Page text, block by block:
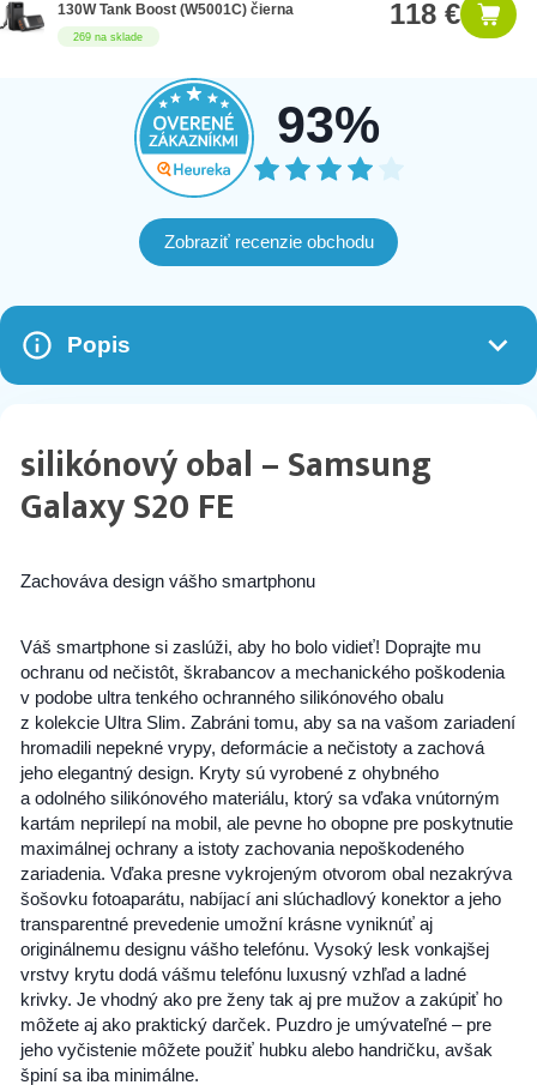
269 na sklade
130W Tank Boost (W5001C) čierna 118 €
93%
Zobraziť recenzie obchodu
Popis
silikónový obal – Samsung
Galaxy S20 FE
Zachováva design vášho smartphonu
Váš smartphone si zaslúži, aby ho bolo vidieť! Doprajte mu
ochranu od nečistôt, škrabancov a mechanického poškodenia
v podobe ultra tenkého ochranného silikónového obalu
z kolekcie Ultra Slim. Zabráni tomu, aby sa na vašom zariadení
hromadili nepekné vrypy, deformácie a nečistoty a zachová
jeho elegantný design. Kryty sú vyrobené z ohybného
a odolného silikónového materiálu, ktorý sa vďaka vnútorným
kartám neprilepí na mobil, ale pevne ho obopne pre poskytnutie
maximálnej ochrany a istoty zachovania nepoškodeného
zariadenia. Vďaka presne vykrojeným otvorom obal nezakrýva
šošovku fotoaparátu, nabíjací ani slúchadlový konektor a jeho
transparentné prevedenie umožní krásne vyniknúť aj
originálnemu designu vášho telefónu. Vysoký lesk vonkajšej
vrstvy krytu dodá vášmu telefónu luxusný vzhľad a ladné
krivky. Je vhodný ako pre ženy tak aj pre mužov a zakúpiť ho
môžete aj ako praktický darček. Puzdro je umývateľné – pre
jeho vyčistenie môžete použiť hubku alebo handričku, avšak
špiní sa iba minimálne.